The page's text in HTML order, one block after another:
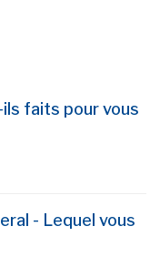
faits pour vous
- Lequel vous